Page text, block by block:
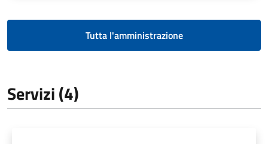
Tutta l'amministrazione
Servizi (4)